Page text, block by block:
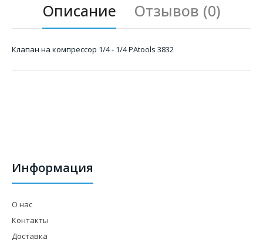
Описание Отзывов (0)
Клапан на компрессор 1/4 - 1/4 PAtools 3832
Информация
О нас
Контакты
Доставка